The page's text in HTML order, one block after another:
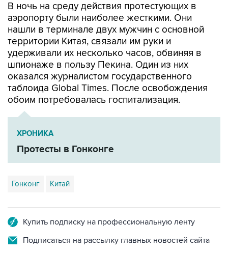
В ночь на среду действия протестующих в
аэропорту были наиболее жесткими. Они
нашли в терминале двух мужчин с основной
территории Китая, связали им руки и
удерживали их несколько часов, обвиняя в
шпионаже в пользу Пекина. Один из них
оказался журналистом государственного
таблоида Global Times. После освобождения
обоим потребовалась госпитализация.
ХРОНИКА
Протесты в Гонконге
Гонконг Китай
Купить подписку на профессиональную ленту
Подписаться на рассылку главных новостей сайта